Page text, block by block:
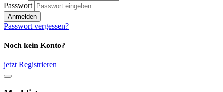
Passwort
Anmelden
Passwort vergessen?
Noch kein Konto?
jetzt Registrieren